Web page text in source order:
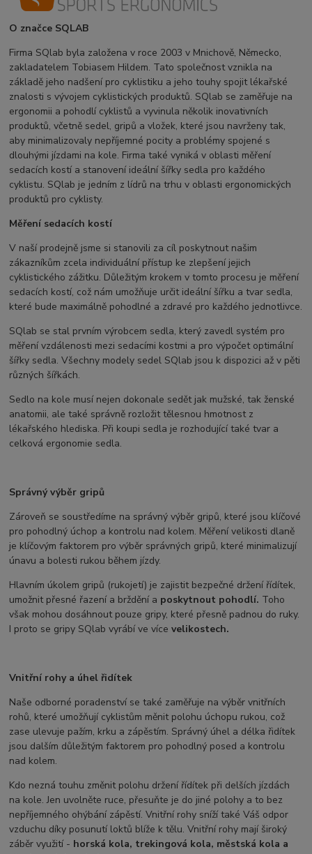
O značce SQLAB
Firma SQlab byla založena v roce 2003 v Mnichově, Německo,
zakladatelem Tobiasem Hildem. Tato společnost vznikla na
základě jeho nadšení pro cyklistiku a jeho touhy spojit lékařské
znalosti s vývojem cyklistických produktů. SQlab se zaměřuje na
ergonomii a pohodlí cyklistů a vyvinula několik inovativních
produktů, včetně sedel, gripů a vložek, které jsou navrženy tak,
aby minimalizovaly nepříjemné pocity a problémy spojené s
dlouhými jízdami na kole. Firma také vyniká v oblasti měření
sedacích kostí a stanovení ideální šířky sedla pro každého
cyklistu. SQlab je jedním z lídrů na trhu v oblasti ergonomických
produktů pro cyklisty.
Měření sedacích kostí
V naší prodejně jsme si stanovili za cíl poskytnout našim
zákazníkům zcela individuální přístup ke zlepšení jejich
cyklistického zážitku. Důležitým krokem v tomto procesu je měření
sedacích kostí, což nám umožňuje určit ideální šířku a tvar sedla,
které bude maximálně pohodlné a zdravé pro každého jednotlivce.
SQlab se stal prvním výrobcem sedla, který zavedl systém pro
měření vzdálenosti mezi sedacími kostmi a pro výpočet optimální
šířky sedla. Všechny modely sedel SQlab jsou k dispozici až v pěti
různých šířkách.
Sedlo na kole musí nejen dokonale sedět jak mužské, tak ženské
anatomii, ale také správně rozložit tělesnou hmotnost z
lékařského hlediska. Při koupi sedla je rozhodující také tvar a
celková ergonomie sedla.
Správný výběr gripů
Zároveň se soustředíme na správný výběr gripů, které jsou klíčové
pro pohodlný úchop a kontrolu nad kolem. Měření velikosti dlaně
je klíčovým faktorem pro výběr správných gripů, které minimalizují
únavu a bolesti rukou během jízdy.
Hlavním úkolem gripů (rukojetí) je zajistit bezpečné držení řídítek,
umožnit přesné řazení a brždění a poskytnout pohodlí. Toho
však mohou dosáhnout pouze gripy, které přesně padnou do ruky.
I proto se gripy SQlab vyrábí ve vícevelikostech.
Vnitřní rohy a úhel řidítek
Naše odborné poradenství se také zaměřuje na výběr vnitřních
rohů, které umožňují cyklistům měnit polohu úchopu rukou, což
zase ulevuje pažím, krku a zápěstím. Správný úhel a délka řidítek
jsou dalším důležitým faktorem pro pohodlný posed a kontrolu
nad kolem.
Kdo nezná touhu změnit polohu držení řídítek při delších jízdách
na kole. Jen uvolněte ruce, přesuňte je do jiné polohy a to bez
nepříjemného ohýbání zápěstí. Vnitřní rohy sníží také Váš odpor
vzduchu díky posunutí loktů blíže k tělu. Vnitřní rohy mají široký
záběr využití - horská kola, trekingová kola, městská kola a